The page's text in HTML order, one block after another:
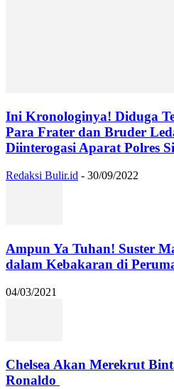
Ini Kronologinya! Diduga
Para Frater dan Bruder
Diinterogasi Aparat Polres
Redaksi Bulir.id - 30/09/2022
Ampun Ya Tuhan! Suster
dalam Kebakaran di
04/03/2021
Chelsea Akan Merekrut
Ronaldo